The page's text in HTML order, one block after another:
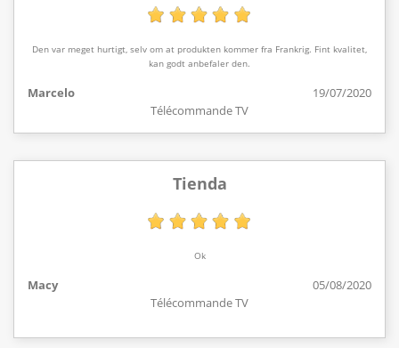
Den var meget hurtigt, selv om at produkten kommer fra Frankrig. Fint kvalitet,
kan godt anbefaler den.
Marcelo
19/07/2020
Télécommande TV
Tienda
Ok
Macy
05/08/2020
Télécommande TV